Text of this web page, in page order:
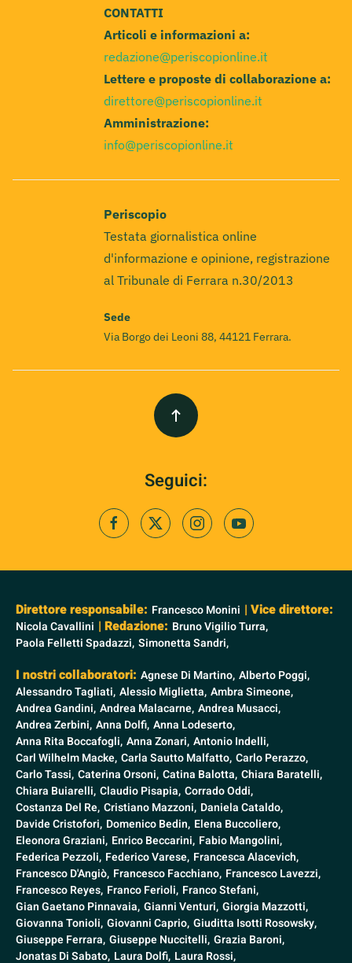
CONTATTI
Articoli e informazioni a:
redazione@periscopionline.it
Lettere e proposte di collaborazione a:
direttore@periscopionline.it
Amministrazione:
info@periscopionline.it
Periscopio
Testata giornalistica online
d'informazione e opinione, registrazione
al Tribunale di Ferrara n.30/2013
Sede
Via Borgo dei Leoni 88, 44121 Ferrara.
Seguici:
Direttore responsabile: Francesco Monini | Vice direttore:
Nicola Cavallini | Redazione: Bruno Vigilio Turra,
Paola Felletti Spadazzi, Simonetta Sandri,
I nostri collaboratori: Agnese Di Martino, Alberto Poggi,
Alessandro Tagliati, Alessio Miglietta, Ambra Simeone,
Andrea Gandini, Andrea Malacarne, Andrea Musacci,
Andrea Zerbini, Anna Dolfi, Anna Lodeserto,
Anna Rita Boccafogli, Anna Zonari, Antonio Indelli,
Carl Wilhelm Macke, Carla Sautto Malfatto, Carlo Perazzo,
Carlo Tassi, Caterina Orsoni, Catina Balotta, Chiara Baratelli,
Chiara Buiarelli, Claudio Pisapia, Corrado Oddi,
Costanza Del Re, Cristiano Mazzoni, Daniela Cataldo,
Davide Cristofori, Domenico Bedin, Elena Buccoliero,
Eleonora Graziani, Enrico Beccarini, Fabio Mangolini,
Federica Pezzoli, Federico Varese, Francesca Alacevich,
Francesco D'Angiò, Francesco Facchiano, Francesco Lavezzi,
Francesco Reyes, Franco Ferioli, Franco Stefani,
Gian Gaetano Pinnavaia, Gianni Venturi, Giorgia Mazzotti,
Giovanna Tonioli, Giovanni Caprio, Giuditta Isotti Rosowsky,
Giuseppe Ferrara, Giuseppe Nuccitelli, Grazia Baroni,
Jonatas Di Sabato, Laura Dolfi, Laura Rossi,